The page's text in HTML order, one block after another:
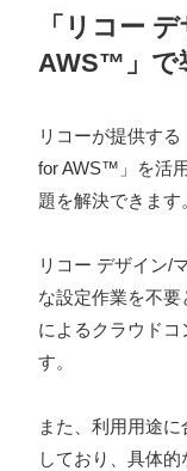
「リコー
AWS™」で
リコーが提供す
for AWS™」を活
題を解決できます
リコー デザイン/
な設定作業を不
によるクラウド
す。
また、利用用途
しており、具体